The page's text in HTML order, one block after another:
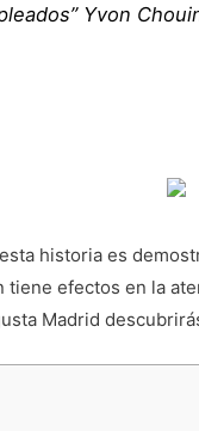
Yvon
historia es
tiene efectos en la
Madrid